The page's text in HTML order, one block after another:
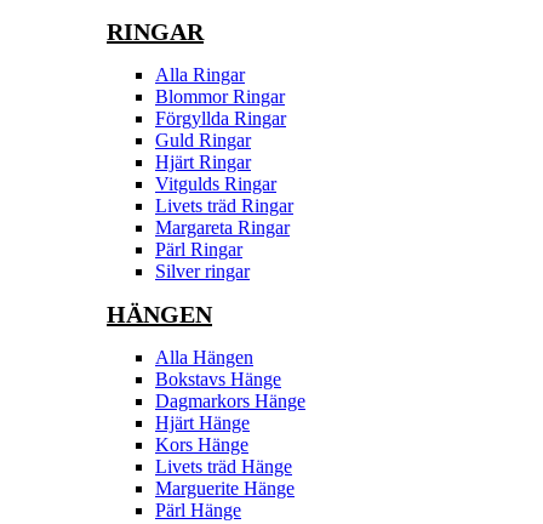
RINGAR
Alla Ringar
Blommor Ringar
Förgyllda Ringar
Guld Ringar
Hjärt Ringar
Vitgulds Ringar
Livets träd Ringar
Margareta Ringar
Pärl Ringar
Silver ringar
HÄNGEN
Alla Hängen
Bokstavs Hänge
Dagmarkors Hänge
Hjärt Hänge
Kors Hänge
Livets träd Hänge
Marguerite Hänge
Pärl Hänge